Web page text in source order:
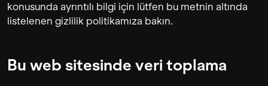
konusunda ayrıntılı bilgi için lütfen bu metnin altında
listelenen gizlilik politikamıza bakın.
Bu web sitesinde veri toplama